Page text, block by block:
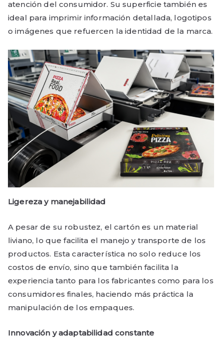
atención del consumidor. Su superficie también es
ideal para imprimir información detallada, logotipos
o imágenes que refuercen la identidad de la marca.
Ligereza y manejabilidad
A pesar de su robustez, el cartón es un material
liviano, lo que facilita el manejo y transporte de los
productos. Esta característica no solo reduce los
costos de envío, sino que también facilita la
experiencia tanto para los fabricantes como para los
consumidores finales, haciendo más práctica la
manipulación de los empaques.
Innovación y adaptabilidad constante